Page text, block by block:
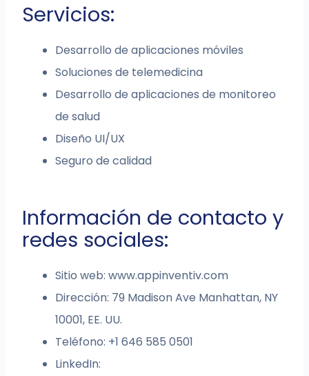
Servicios:
Desarrollo de aplicaciones móviles
Soluciones de telemedicina
Desarrollo de aplicaciones de monitoreo
de salud
Diseño UI/UX
Seguro de calidad
Información de contacto y
redes sociales:
Sitio web: www.appinventiv.com
Dirección: 79 Madison Ave Manhattan, NY
10001, EE. UU.
Teléfono: +1 646 585 0501
LinkedIn: